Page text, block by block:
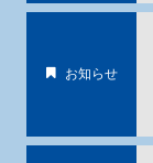
お知らせ